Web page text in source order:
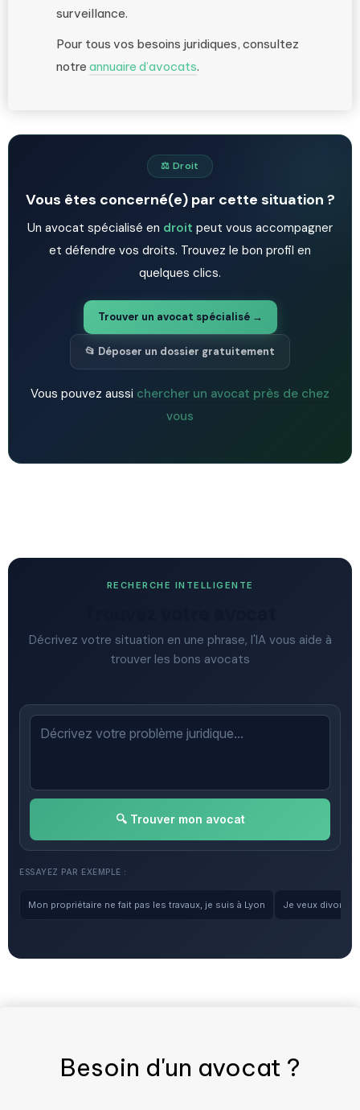
surveillance.
Pour tous vos besoins juridiques, consultez
notre annuaire d’avocats.
⚖️ Droit
Vous êtes concerné(e) par cette situation ?
Un avocat spécialisé en droit peut vous accompagner
et défendre vos droits. Trouvez le bon profil en
quelques clics.
Trouver un avocat spécialisé →
📂 Déposer un dossier gratuitement
Vous pouvez aussi chercher un avocat près de chez
vous
RECHERCHE INTELLIGENTE
Décrivez votre situation en une phrase, l'IA vous aide à
trouver les bons avocats
🔍 Trouver mon avocat
ESSAYEZ PAR EXEMPLE :
Mon propriétaire ne fait pas les travaux, je suis à Lyon Je veux
Besoin d'un avocat ?